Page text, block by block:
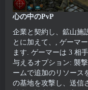
心の中のPvP
企業と契約し、鉱山施
とに加えて、, ゲーマ
ます. ゲーマーは 3 相
与えるオプション: 襲
ームで追加のリソース
の基地を攻撃し、送信